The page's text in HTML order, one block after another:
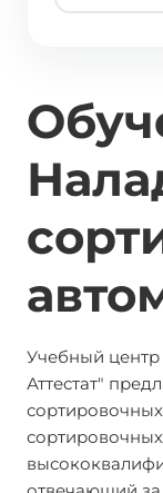
Учебный
Аттестат"